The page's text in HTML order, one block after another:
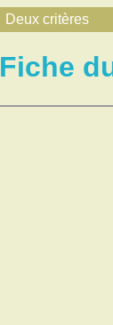
Deux critères
Fiche